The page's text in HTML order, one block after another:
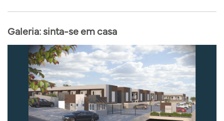
Galeria: sinta-se em casa